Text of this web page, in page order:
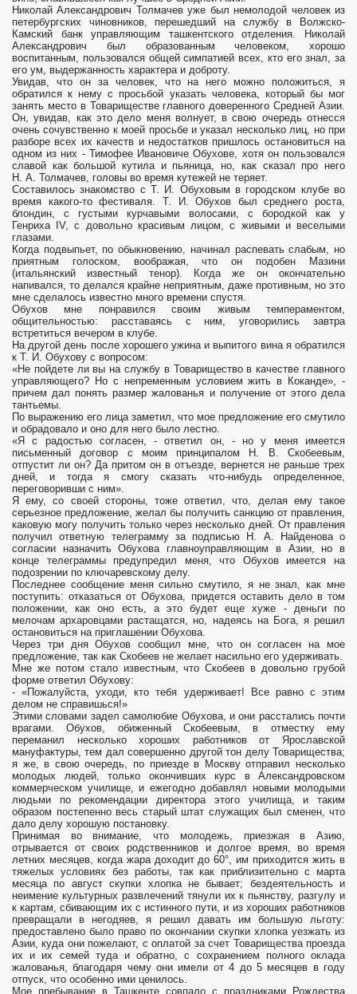
Николай Александрович Толмачев уже был немолодой человек из
петербургских чиновников, перешедший на службу в Волжско-
Камский банк управляющим ташкентского отделения. Николай
Александрович был образованным человеком, хорошо
воспитанным, пользовался общей симпатией всех, кто его знал, за
его ум, выдержанность характера и доброту.
Увидав, что он за человек, что на него можно положиться, я
обратился к нему с просьбой указать человека, который бы мог
занять место в Товариществе главного доверенного Средней Азии.
Он, увидав, как это дело меня волнует, в свою очередь отнесся
очень сочувственно к моей просьбе и указал несколько лиц, но при
разборе всех их качеств и недостатков пришлось остановиться на
одном из них - Тимофее Ивановиче Обухове, хотя он пользовался
славой как большой кутила и пьяница, но, как сказал про него
Н. А. Толмачев, головы во время кутежей не теряет.
Составилось знакомство с Т. И. Обуховым в городском клубе во
время какого-то фестиваля. Т. И. Обухов был среднего роста,
блондин, с густыми курчавыми волосами, с бородкой как у
Генриха IV, с довольно красивым лицом, с живыми и веселыми
глазами.
Когда подвыпьет, по обыкновению, начинал распевать слабым, но
приятным голоском, воображая, что он подобен Мазини
(итальянский известный тенор). Когда же он окончательно
напивался, то делался крайне неприятным, даже противным, но это
мне сделалось известно много времени спустя.
Обухов мне понравился своим живым темпераментом,
общительностью: расставаясь с ним, уговорились завтра
встретиться вечером в клубе.
На другой день после хорошего ужина и выпитого вина я обратился
к Т. И. Обухову с вопросом:
«Не пойдете ли вы на службу в Товарищество в качестве главного
управляющего? Но с непременным условием жить в Коканде», -
причем дал понять размер жалованья и получение от этого дела
тантьемы.
По выражению его лица заметил, что мое предложение его смутило
и обрадовало и оно для него было лестно.
«Я с радостью согласен, - ответил он, - но у меня имеется
письменный договор с моим принципалом Н. В. Скобеевым,
отпустит ли он? Да притом он в отъезде, вернется не раньше трех
дней, и тогда я смогу сказать что-нибудь определенное,
переговоривши с ним».
Я ему, со своей стороны, тоже ответил, что, делая ему такое
серьезное предложение, желал бы получить санкцию от правления,
каковую могу получить только через несколько дней. От правления
получил ответную телеграмму за подписью Н. А. Найденова о
согласии назначить Обухова главноуправляющим в Азии, но в
конце телеграммы предупредил меня, что Обухов имеется на
подозрении по ключаревскому делу.
Последнее сообщение меня сильно смутило, я не знал, как мне
поступить: отказаться от Обухова, придется оставить дело в том
положении, как оно есть, а это будет еще хуже - деньги по
мелочам архаровцами растащатся, но, надеясь на Бога, я решил
остановиться на приглашении Обухова.
Через три дня Обухов сообщил мне, что он согласен на мое
предложение, так как Скобеев не желает насильно его удерживать.
Мне же потом стало известным, что Скобеев в довольно грубой
форме ответил Обухову:
- «Пожалуйста, уходи, кто тебя удерживает! Все равно с этим
делом не справишься!»
Этими словами задел самолюбие Обухова, и они расстались почти
врагами. Обухов, обиженный Скобеевым, в отместку ему
переманил несколько хороших работников от Ярославской
мануфактуры, тем дал совершенно другой тон делу Товарищества;
я же, в свою очередь, по приезде в Москву отправил несколько
молодых людей, только окончивших курс в Александровском
коммерческом училище, и ежегодно добавлял новыми молодыми
людьми по рекомендации директора этого училища, и таким
образом постепенно весь старый штат служащих был сменен, что
дало делу хорошую постановку.
Принимая во внимание, что молодежь, приезжая в Азию,
отрывается от своих родственников и долгое время, во время
летних месяцев, когда жара доходит до 60°, им приходится жить в
тяжелых условиях без работы, так как приблизительно с марта
месяца по август скупки хлопка не бывает; бездеятельность и
неимение культурных развлечений тянули их к пьянству, разгулу и
к картам, сбивающим их с истинного пути, и из хороших работников
превращали в негодяев, я решил давать им большую льготу:
предоставлено было право по окончании скупки хлопка уезжать из
Азии, куда они пожелают, с оплатой за счет Товарищества проезда
их и их семей туда и обратно, с сохранением полного оклада
жалованья, благодаря чему они имели от 4 до 5 месяцев в году
отпуск, что особенно ими ценилось.
Мое пребывание в Ташкенте совпало с праздниками Рождества